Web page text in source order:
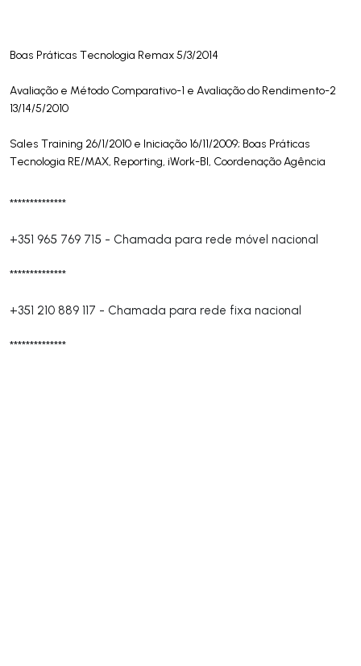
Boas Práticas Tecnologia Remax 5/3/2014
Avaliação e Método Comparativo-1 e Avaliação do Rendimento-2
13/14/5/2010
Sales Training 26/1/2010 e Iniciação 16/11/2009; Boas Práticas
Tecnologia RE/MAX, Reporting, iWork-BI, Coordenação Agência
**************
+351 965 769 715 - Chamada para rede móvel nacional
**************
+351 210 889 117 - Chamada para rede fixa nacional
**************